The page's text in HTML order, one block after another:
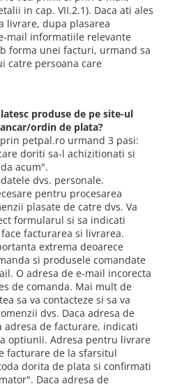
in cap. VII.2.1). Daca ati ales
livrare, dupa plasarea
mail informatiile relevante
forma unei facturi, urmand sa
catre persoana care
produse de pe site-ul
ordin de plata?
petpal.ro urmand 3 pasi:
doriti sa-l achizitionati si
acum".
dvs. personale.
pentru procesarea
plasate de catre dvs. Va
formularul si sa indicati
facturarea si livrarea.
extrema deoarece
si produsele comandate
O adresa de e-mail incorecta
de comanda. Mai mult de
sa va contacteze si sa va
dvs. Daca adresa de
adresa de facturare, indicati
optiunii. Adresa pentru livrare
facturare de la sfarsitul
dorita de plata si confirmati
Daca adresa de